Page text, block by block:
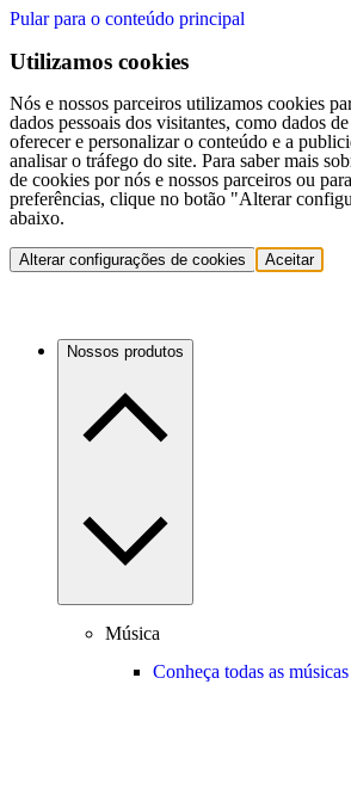
Pular para o conteúdo principal
Utilizamos cookies
Nós e nossos parceiros utilizamos cookies
dados pessoais dos visitantes, como dados
oferecer e personalizar o conteúdo e a
analisar o tráfego do site. Para saber mais
de cookies por nós e nossos parceiros ou
preferências, clique no botão "Alterar
abaixo.
Alterar configurações de cookies Aceitar
Nossos produtos
Música
Conheça todas as músicas